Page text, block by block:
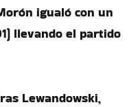
igualó con un
llevando el partido
Lewandowski,